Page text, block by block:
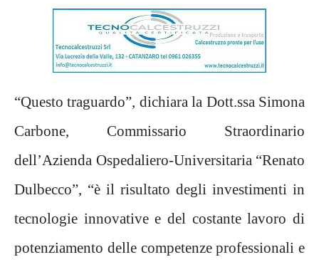
“Questo traguardo”, dichiara la Dott.ssa Simona
Carbone, Commissario Straordinario
dell’Azienda Ospedaliero-Universitaria “Renato
Dulbecco”, “è il risultato degli investimenti in
tecnologie innovative e del costante lavoro di
potenziamento delle competenze professionali e